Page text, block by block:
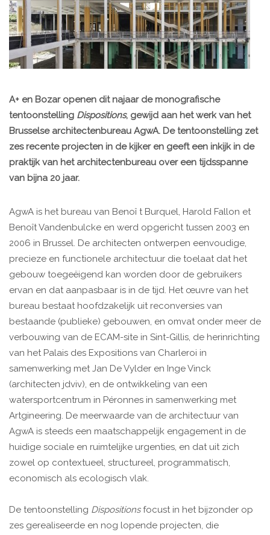
A+ en Bozar openen dit najaar de monografische
tentoonstelling Dispositions, gewijd aan het werk van het
Brusselse architectenbureau AgwA. De tentoonstelling zet
zes recente projecten in de kijker en geeft een inkijk in de
praktijk van het architectenbureau over een tijdsspanne
van bijna 20 jaar.
AgwA is het bureau van Benoî t Burquel, Harold Fallon et
Benoît Vandenbulcke en werd opgericht tussen 2003 en
2006 in Brussel. De architecten ontwerpen eenvoudige,
precieze en functionele architectuur die toelaat dat het
gebouw toegeëigend kan worden door de gebruikers
ervan en dat aanpasbaar is in de tijd. Het œuvre van het
bureau bestaat hoofdzakelijk uit reconversies van
bestaande (publieke) gebouwen, en omvat onder meer de
verbouwing van de ECAM-site in Sint-Gillis, de herinrichting
van het Palais des Expositions van Charleroi in
samenwerking met Jan De Vylder en Inge Vinck
(architecten jdviv), en de ontwikkeling van een
watersportcentrum in Péronnes in samenwerking met
Artgineering. De meerwaarde van de architectuur van
AgwA is steeds een maatschappelijk engagement in de
huidige sociale en ruimtelijke urgenties, en dat uit zich
zowel op contextueel, structureel, programmatisch,
economisch als ecologisch vlak.
De tentoonstelling Dispositionsfocust in het bijzonder op
zes gerealiseerde en nog lopende projecten, die